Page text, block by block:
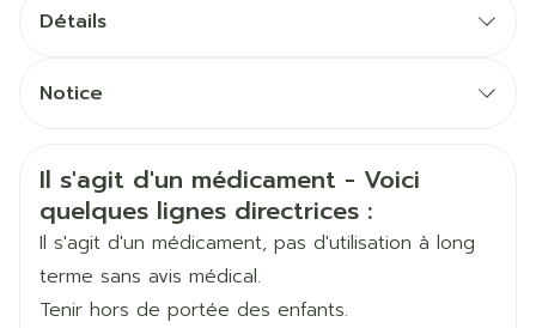
Posologie recommandée: un comprimé par jour
personnes âgées
Prendre le comprimé au moins 15 minutes avant le
repas, de préférence le matin
Détails
Marques Zambon
Notice
Allemand
Néerlandais
Néerlandais
Informations sur la sécurité
Il s'agit d'un médicament - Voici
quelques lignes directrices :
Il s'agit d'un médicament, pas d'utilisation à long
terme sans avis médical.
Tenir hors de portée des enfants.